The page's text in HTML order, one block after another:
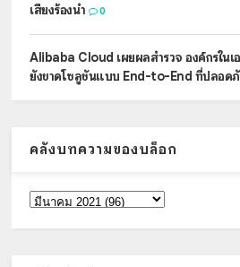
เสียงร้องนำ
0
Alibaba Cloud เผยผลสำรวจ องค์กรในเ
ยังขาดโซลูชันแบบ End-to-End ที่ปลอด
คลังบทความของบล็อก